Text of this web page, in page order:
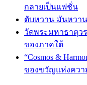
กลายเป็นแฟชั่น
ตับหวาน มันหวาน
วัดพระมหาธาตุว
ของภาคใต้
“Cosmos &
ของขวัญแห่งควา